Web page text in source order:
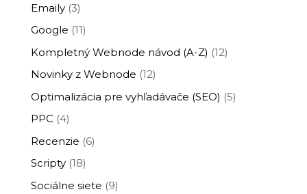
Emaily(3)
Google (11)
Kompletný Webnode návod (A-Z) (12)
Novinky z Webnode (12)
Optimalizácia pre vyhľadávače (SEO) (5)
PPC (4)
Recenzie (6)
Scripty(18)
Sociálne siete (9)